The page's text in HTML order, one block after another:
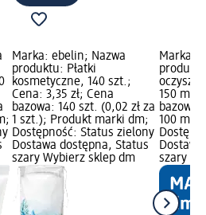
Marka: ebelin; Nazwa
produktu: Płatki
kosmetyczne, 140 szt.;
Cena: 3,35 zł; Cena
bazowa: 140 szt. (0,02 zł za
1 szt.); Produkt marki dm;
Dostępność: Status zielony
Dostawa dostępna, Status
szary Wybierz sklep dm
Marka:
150 ml;
bazowa:
100 ml);
szary